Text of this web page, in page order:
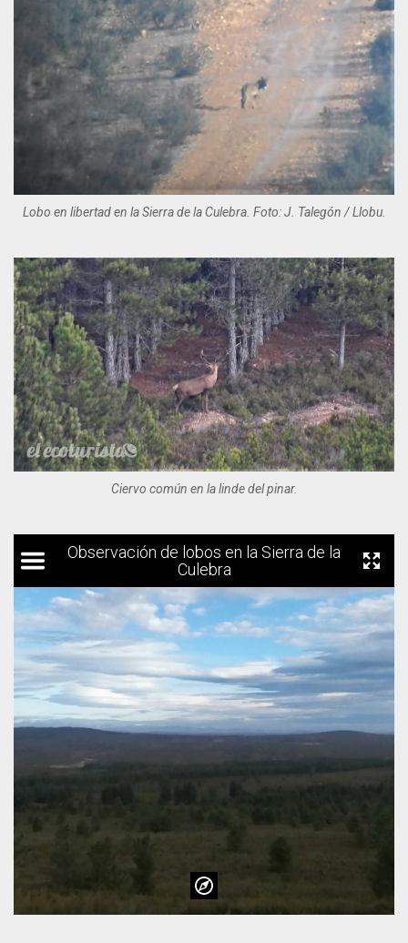
Lobo en libertad en la Sierra de la Culebra. Foto: J. Talegón / Llobu.
Ciervo común en la linde del pinar.
Observación de lobos en la Sierra de la
Culebra